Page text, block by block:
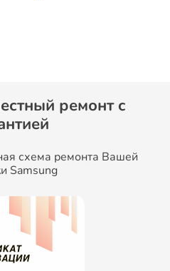
ремонт c
схема ремонта Вашей
Samsung